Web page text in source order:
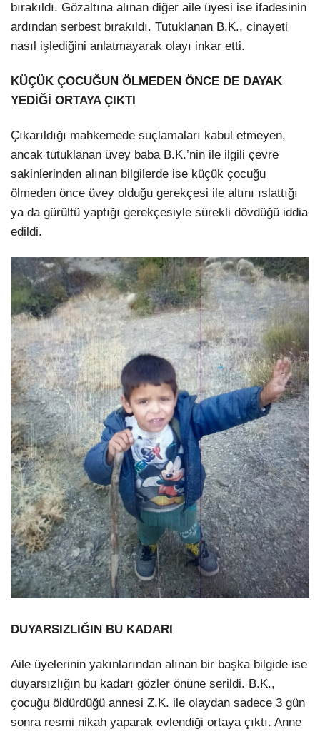
bırakıldı. Gözaltına alınan diğer aile üyesi ise ifadesinin
ardından serbest bırakıldı. Tutuklanan B.K., cinayeti
nasıl işlediğini anlatmayarak olayı inkar etti.
KÜÇÜK ÇOCUĞUN ÖLMEDEN ÖNCE DE DAYAK
YEDİĞİ ORTAYA ÇIKTI
Çıkarıldığı mahkemede suçlamaları kabul etmeyen,
ancak tutuklanan üvey baba B.K.’nin ile ilgili çevre
sakinlerinden alınan bilgilerde ise küçük çocuğu
ölmeden önce üvey olduğu gerekçesi ile altını ıslattığı
ya da gürültü yaptığı gerekçesiyle sürekli dövdüğü iddia
edildi.
DUYARSIZLIĞIN BU KADARI
Aile üyelerinin yakınlarından alınan bir başka bilgide ise
duyarsızlığın bu kadarı gözler önüne serildi. B.K.,
çocuğu öldürdüğü annesi Z.K. ile olaydan sadece 3 gün
sonra resmi nikah yaparak evlendiği ortaya çıktı. Anne